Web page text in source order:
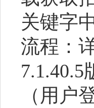
关键字
流程：
（用户